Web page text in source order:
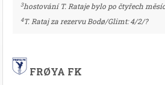
3hostování T. Rataje bylo po čtyřech
4T. Rataj za rezervu Bodø/Glimt: 4/2/?
FRØYA FK